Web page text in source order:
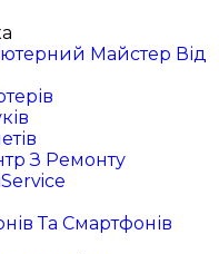
Майстер Від
З Ремонту
Та Смартфонів